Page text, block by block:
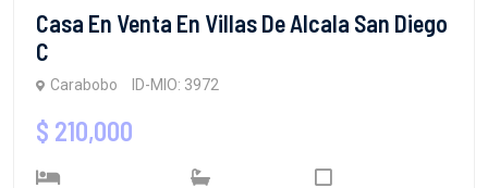
Casa En Venta En Villas De Alcala San Diego
C
Carabobo ID-MIO: 3972
$ 210,000